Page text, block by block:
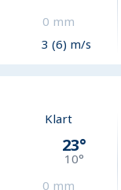
0 mm
3 (6) m/s
Klart
23°
10°
0 mm